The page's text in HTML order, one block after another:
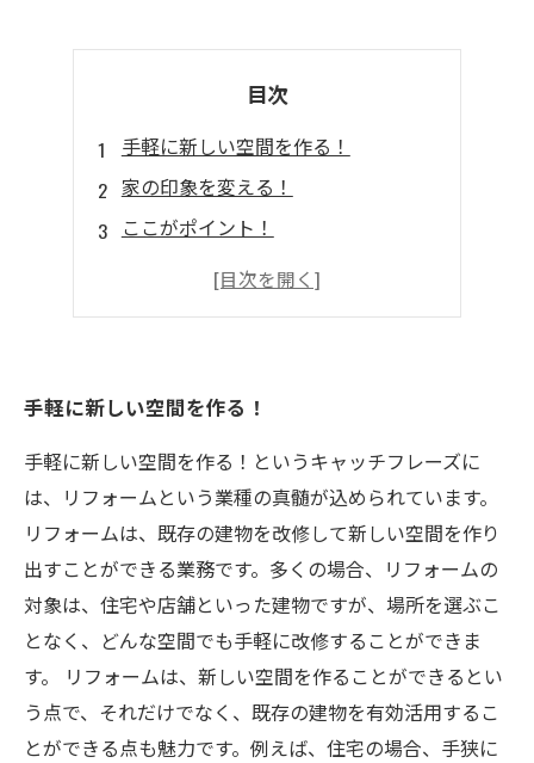
目次
手軽に新しい空間を作る！
家の印象を変える！
ここがポイント！
収納力UP！
手軽に新しい空間を作る！
手軽に新しい空間を作る！というキャッチフレーズに
は、リフォームという業種の真髄が込められています。
リフォームは、既存の建物を改修して新しい空間を作り
出すことができる業務です。多くの場合、リフォームの
対象は、住宅や店舗といった建物ですが、場所を選ぶこ
となく、どんな空間でも手軽に改修することができま
す。 リフォームは、新しい空間を作ることができるとい
う点で、それだけでなく、既存の建物を有効活用するこ
とができる点も魅力です。例えば、住宅の場合、手狭に